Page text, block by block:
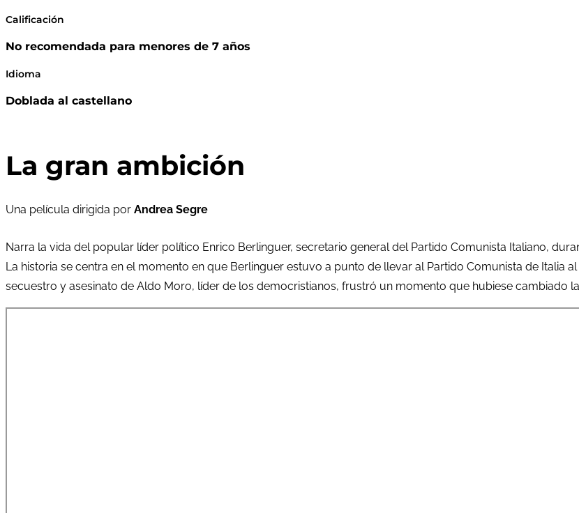
Calificación
No recomendada para menores de 7 años
Idioma
Doblada al castellano
La gran ambición
Una película dirigida por Andrea Segre
Narra la vida del popular líder político Enrico Berlinguer, secretario general del Partido Comunista Italiano,
La historia se centra en el momento en que Berlinguer estuvo a punto de llevar al Partido Comunista de Italia
secuestro y asesinato de Aldo Moro, líder de los democristianos, frustró un momento que hubiese cambiado